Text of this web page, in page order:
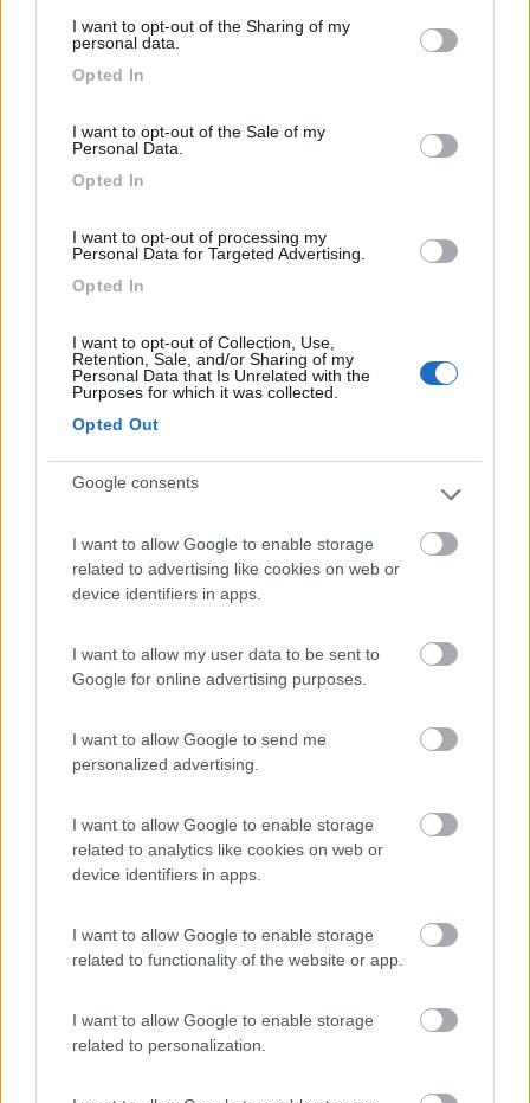
not limited to your visit or usage behaviour. You may click to
use your data for below specified purposes in below Google
I want to opt-out of the Sharing of my
personal data.
Opted In
I want to opt-out of the Sale of my
Personal Data.
Opted In
I want to opt-out of processing my
Personal Data for Targeted Advertising.
Opted In
I want to opt-out of Collection, Use,
Retention, Sale, and/or Sharing of my
Personal Data that Is Unrelated with the
Purposes for which it was collected.
Opted Out
Google consents
I want to allow Google to enable storage
related to advertising like cookies on web or
device identifiers in apps.
I want to allow my user data to be sent to
Google for online advertising purposes.
I want to allow Google to send me
personalized advertising.
I want to allow Google to enable storage
related to analytics like cookies on web or
device identifiers in apps.
I want to allow Google to enable storage
related to functionality of the website or app.
I want to allow Google to enable storage
related to personalization.
IZ4DJI
58914
In risposta al messaggio diMocambodel22/02/2021 17:34:13
Non ho capito se il tuo camper è un furgonato o no, se è un profilato,
Tommaso, oppure usando la scatola citata fare un altro foro (metodo
meno impegnativo
...
Sicuramente fare un secondo foro si fa molto prima, ma se ho
capito che passacavo gli hanno messo, io quello lo cambierei in
ogni caso, perchè sono piccoli, poca base e creare un
____________________________________
Tommaso IZ4DJI
58914
Inserito il22/02/2021 alle:23:48:04
Tommaso, siccome ho deciso di mettere quella scatola per il mio futuro
pannello, ma ancora non posso ordinarla avrei bisogno di sapere il
Certo, ho il camper in cortile qui a 5m dalla porta, ma sono